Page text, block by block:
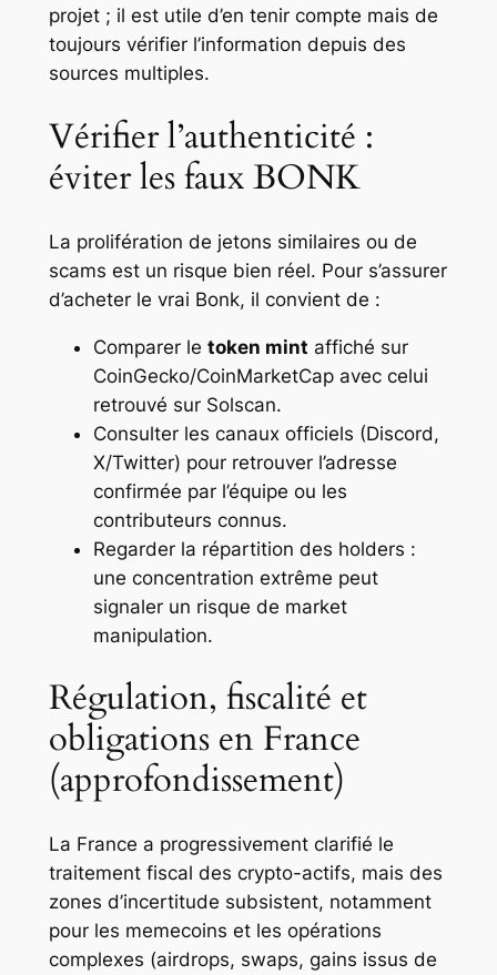
projet ; il est utile d’en tenir compte mais de
toujours vérifier l’information depuis des
sources multiples.
Vérifier l’authenticité :
éviter les faux BONK
La prolifération de jetons similaires ou de
scams est un risque bien réel. Pour s’assurer
d’acheter le vrai Bonk, il convient de :
Comparer le token mint affiché sur
CoinGecko/CoinMarketCap avec celui
retrouvé sur Solscan.
Consulter les canaux officiels (Discord,
X/Twitter) pour retrouver l’adresse
confirmée par l’équipe ou les
contributeurs connus.
Regarder la répartition des holders :
une concentration extrême peut
signaler un risque de market
manipulation.
Régulation, fiscalité et
obligations en France
(approfondissement)
La France a progressivement clarifié le
traitement fiscal des crypto-actifs, mais des
zones d’incertitude subsistent, notamment
pour les memecoins et les opérations
complexes (airdrops, swaps, gains issus de